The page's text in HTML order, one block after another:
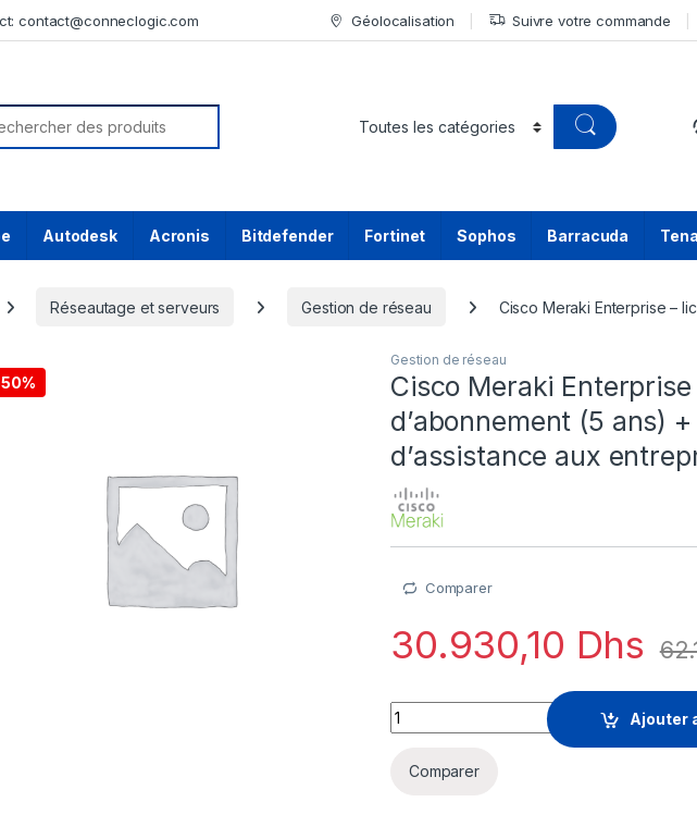
contact@conneclogic.com Géolocalisation Suivre votre commande
for:
Autodesk Acronis Bitdefender Fortinet Sophos Barracuda
Réseautage et serveurs Gestion de réseau Cisco Meraki Enterprise –
50%
Gestion de réseau
Cisco Meraki
d’abonnement (5 ans)
d’assistance aux
Comparer
30.930,10 Dhs
Cisco Meraki Enterprise - licence
Ajouter
Comparer